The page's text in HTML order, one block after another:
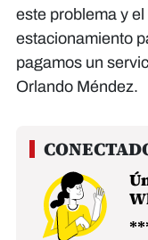
este problema y
estacionamiento
pagamos un
Orlando Méndez.